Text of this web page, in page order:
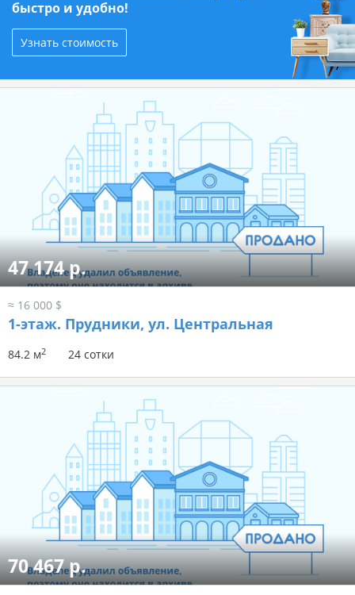
быстро и удобно!
Узнать стоимость
47 174 р.
≈ 16 000 $
1-этаж. Прудники, ул. Центральная
84.2 м2 24 сотки
70 467 р.